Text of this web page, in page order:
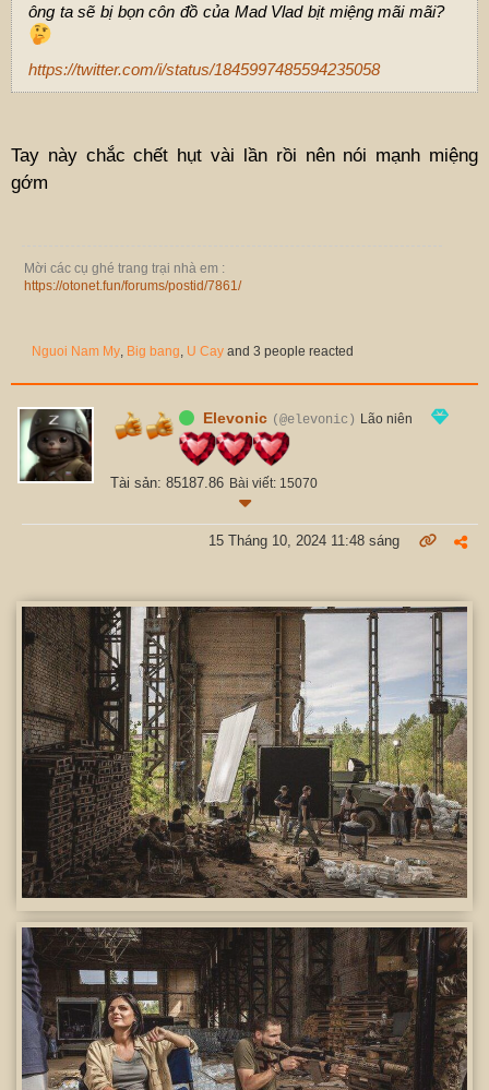
ông ta sẽ bị bọn côn đồ của Mad Vlad bịt miệng mãi mãi?
https://twitter.com/i/status/1845997485594235058
Tay này chắc chết hụt vài lần rồi nên nói mạnh miệng
gớm
Mời các cụ ghé trang trại nhà em :
https://otonet.fun/forums/postid/7861/
Nguoi Nam My Big bang U Cay and 3 people reacted
Elevonic (@elevonic) Lão niên
Tài sản: 85187.86 Bài viết: 15070
15 Tháng 10, 2024 11:48 sáng